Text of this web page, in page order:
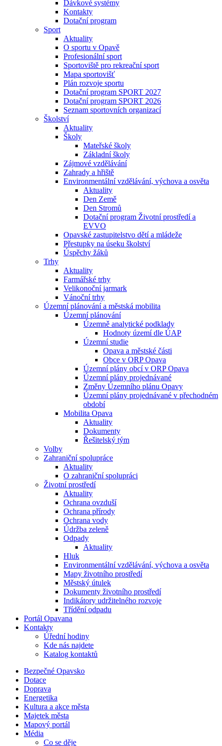
Dávkové systémy
Kontakty
Dotační program
Sport
Aktuality
O sportu v Opavě
Profesionální sport
Sportoviště pro rekreační sport
Mapa sportovišť
Plán rozvoje sportu
Dotační program SPORT 2027
Dotační program SPORT 2026
Seznam sportovních organizací
Školství
Aktuality
Školy
Mateřské školy
Základní školy
Zájmové vzdělávání
Zahrady a hřiště
Environmentální vzdělávání, výchova a osvěta
Aktuality
Den Země
Den Stromů
Dotační program Životní prostředí a
EVVO
Opavské zastupitelstvo dětí a mládeže
Přestupky na úseku školství
Úspěchy žáků
Trhy
Aktuality
Farmářské trhy
Velikonoční jarmark
Vánoční trhy
Územní plánování a městská mobilita
Územní plánování
Územně analytické podklady
Hodnoty území dle ÚAP
Územní studie
Opava a městské části
Obce v ORP Opava
Územní plány obcí v ORP Opava
Územní plány projednávané
Změny Územního plánu Opavy
Územní plány projednávané v přechodném
období
Mobilita Opava
Aktuality
Dokumenty
Řešitelský tým
Volby
Zahraniční spolupráce
Aktuality
O zahraniční spolupráci
Životní prostředí
Aktuality
Ochrana ovzduší
Ochrana přírody
Ochrana vody
Údržba zeleně
Odpady
Aktuality
Hluk
Environmentální vzdělávání, výchova a osvěta
Mapy životního prostředí
Městský útulek
Dokumenty životního prostředí
Indikátory udržitelného rozvoje
Třídění odpadu
Portál Opavana
Kontakty
Úřední hodiny
Kde nás najdete
Katalog kontaktů
Bezpečné Opavsko
Dotace
Doprava
Energetika
Kultura a akce města
Majetek města
Mapový portál
Média
Co se děje